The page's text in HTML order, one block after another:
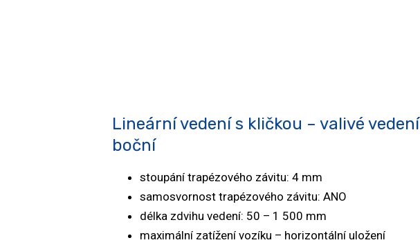
Lineární vedení s kličkou – valivé vedení
boční
stoupání trapézového závitu: 4 mm
samosvornost trapézového závitu: ANO
délka zdvihu vedení: 50 – 1 500 mm
maximální zatížení vozíku – horizontální uložení